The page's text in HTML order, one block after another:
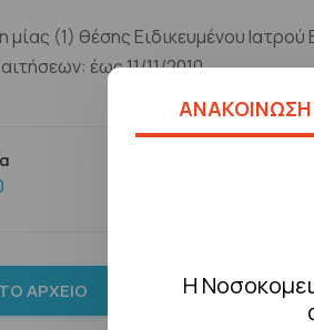
ΑΝΑΚΟΙΝΩΣΗ
Η
(1) θέσης Ειδικευμένου Ιατρού
έως 11/11/2010.
ΑΡΧΕΊΟ